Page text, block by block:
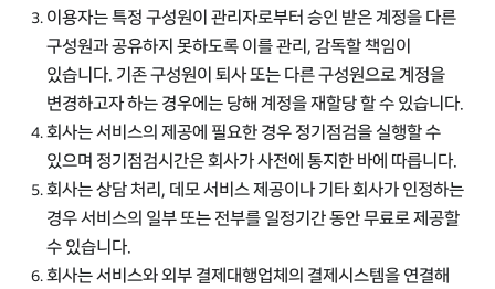
이용자는 특정 구성원이 관리자로부터 승인 받은 계정을 다른
구성원과 공유하지 못하도록 이를 관리, 감독할 책임이
있습니다. 기존 구성원이 퇴사 또는 다른 구성원으로 계정을
변경하고자 하는 경우에는 당해 계정을 재할당 할 수 있습니다.
회사는 서비스의 제공에 필요한 경우 정기점검을 실행할 수
있으며 정기점검시간은 회사가 사전에 통지한 바에 따릅니다.
회사는 상담 처리, 데모 서비스 제공이나 기타 회사가 인정하는
경우 서비스의 일부 또는 전부를 일정기간 동안 무료로 제공할
수 있습니다.
회사는 서비스와 외부 결제대행업체의 결제시스템을 연결해